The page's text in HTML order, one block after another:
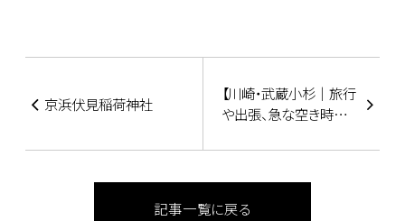
京浜伏見稲荷神社
【川崎・武蔵小杉｜旅行
や出張、急な空き時間や
イユース（日帰り）の使
記事一覧に戻る